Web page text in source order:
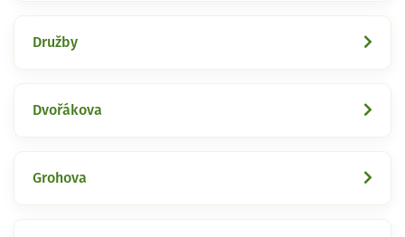
Družby
Dvořákova
Grohova